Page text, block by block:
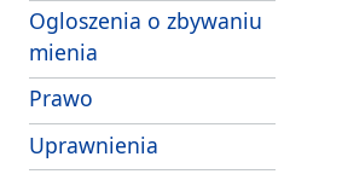
Ogloszenia o zbywaniu
mienia
Prawo
Uprawnienia